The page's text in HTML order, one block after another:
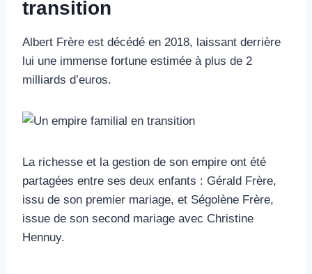
transition
Albert Frère est décédé en 2018, laissant derrière
lui une immense fortune estimée à plus de 2
milliards d’euros.
La richesse et la gestion de son empire ont été
partagées entre ses deux enfants : Gérald Frère,
issu de son premier mariage, et Ségolène Frère,
issue de son second mariage avec Christine
Hennuy.